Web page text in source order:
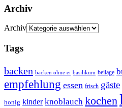
Archiv
Archiv
Tags
backen backen ohne ei basilikum beilage
empfehlung essen frisch gäste
honig kinder knoblauch kochen